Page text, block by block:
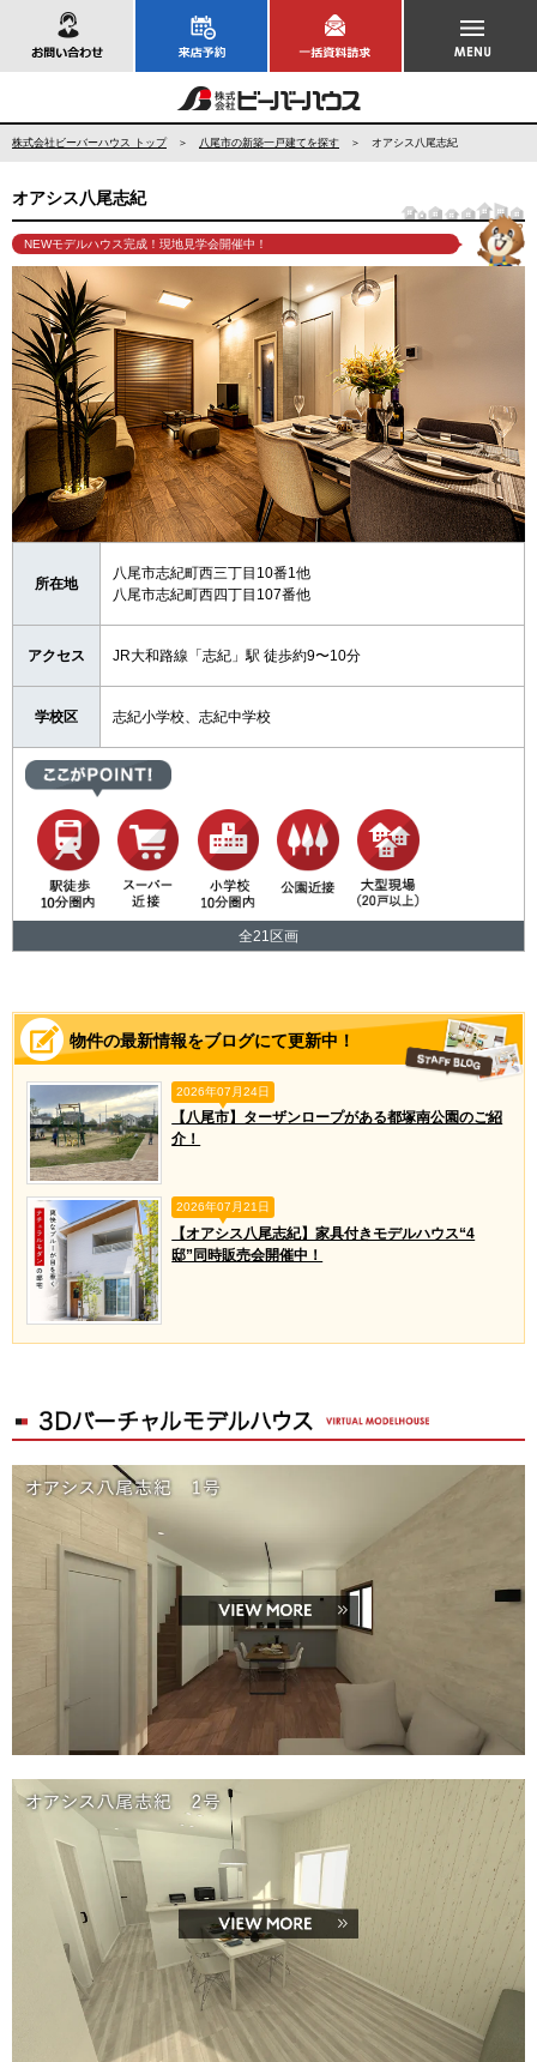
株式会社ビーバーハウス トップ＞ 八尾市の新築一戸建てを探す ＞ オアシス八尾志紀
オアシス八尾志紀
NEWモデルハウス完成！現地見学会開催中！
所在地
八尾市志紀町西三丁目10番1他
八尾市志紀町西四丁目107番他
アクセス JR大和路線「志紀」駅 徒歩約9〜10分
学校区 志紀小学校、志紀中学校
全21区画
物件の最新情報をブログにて更新中！
【八尾市】ターザンロープがある都塚南公園のご紹
介！
2026年07月24日
【オアシス八尾志紀】家具付きモデルハウス“4
邸”同時販売会開催中！
2026年07月21日